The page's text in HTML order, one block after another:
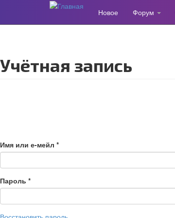
содержанию
Новое Форум
Учётная запись
Имя или е-мейл *
Пароль *